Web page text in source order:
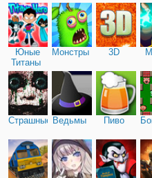
Юные
Титаны
Монстры 3D
Страшные Ведьмы Пиво